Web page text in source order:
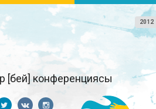
2012
[бей] конференциясы